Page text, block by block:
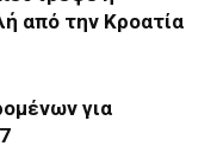
από την Κροατία
για